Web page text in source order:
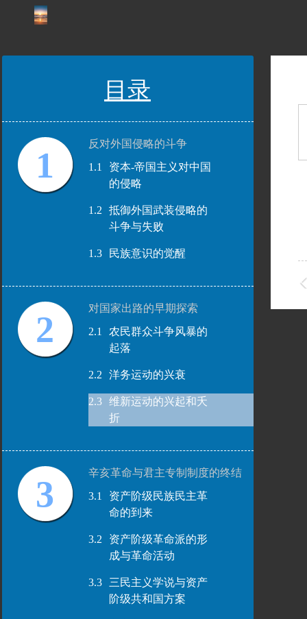
目录
1
反对外国侵略的斗争
1.1
资本-帝国主义对中国
的侵略
1.2
抵御外国武装侵略的
斗争与失败
1.3 民族意识的觉醒
2
对国家出路的早期探索
2.1
农民群众斗争风暴的
起落
2.2 洋务运动的兴衰
2.3
维新运动的兴起和夭
折
3
辛亥革命与君主专制制度的终结
3.1
资产阶级民族民主革
命的到来
3.2
资产阶级革命派的形
成与革命活动
3.3
三民主义学说与资产
阶级共和国方案